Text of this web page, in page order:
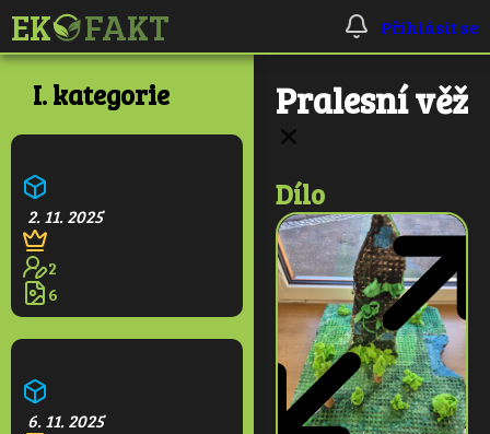
Přihlásit se
I. kategorie
2. 11. 2025
2
6
6. 11. 2025
Pralesní věž
Dílo